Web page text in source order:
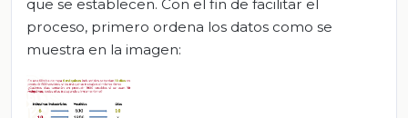
que se establecen. Con el fin de facilitar el
proceso, primero ordena los datos como se
muestra en la imagen: